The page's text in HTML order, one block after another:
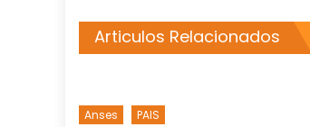
Articulos Relacionados
Anses PAIS